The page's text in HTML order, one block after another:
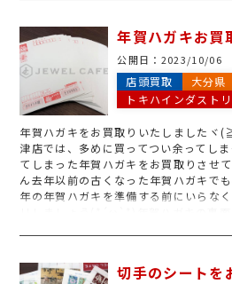
料ですのでお待ちしております。
年賀ハガキお買
公開日： 2023/10/06
店頭買取
大分県
トキハインダスト
年賀ハガキをお買取りいたしました
津店では、多めに買ってつい余ってし
てしまった年賀ハガキをお買取りさせ
ん去年以前の古くなった年賀ハガキで
年の年賀ハガキを準備する前にいらな
リしましょう(*´ω`*)年賀ハガキの裏
もOK!!郵便番号や住所も書いちゃった
持ちください!(^^)!
切手のシートを